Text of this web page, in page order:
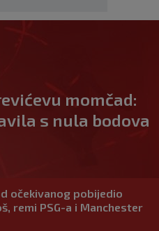
momčad:
s nula bodova
očekivanog pobijedio
remi PSG-a i Manchester